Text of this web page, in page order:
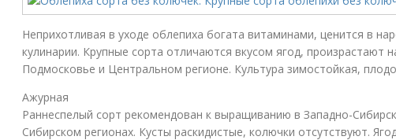
Неприхотливая в уходе облепиха богата витаминами, ценится в
кулинарии. Крупные сорта отличаются вкусом ягод, произрастают
Подмосковье и Центральном регионе. Культура зимостойкая,
Ажурная
Раннеспелый сорт рекомендован к выращиванию в Западно-
Сибирском регионах. Кусты раскидистые, колючки отсутствуют.